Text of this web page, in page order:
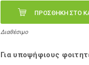
ΠΡΟΣΘΗΚΗ ΣΤΟ
Διαθέσιμο
Για υποψήφιους